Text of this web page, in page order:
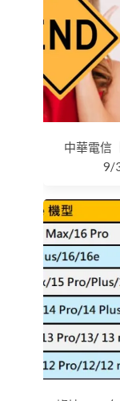
中華電信
9/